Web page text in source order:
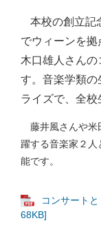
本校の創立記
でウィーンを
木口雄人さんの
す。音楽学類
ライズで、全校
藤井風さんや米
躍する音楽家２
能です。
コンサート
68KB]